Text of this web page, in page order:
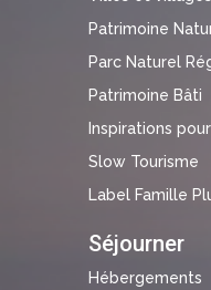
Patrimoine
Parc Naturel
Patrimoine Bâti
Inspirations
Slow Tourisme
Label Famille
Séjourner
Hébergements